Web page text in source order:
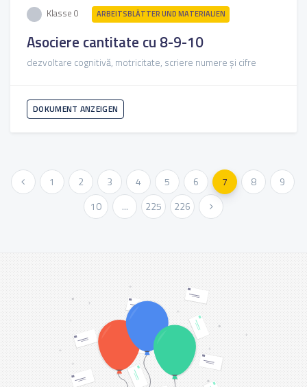
Klasse 0 ARBEITSBLÄTTER UND MATERIALIEN
Asociere cantitate cu 8-9-10
dezvoltare cognitivă, motricitate, scriere numere și cifre
DOKUMENT ANZEIGEN
« Vorher 1 2 3 4 5 6 7 8
9
10
... 225 226 Weiter »